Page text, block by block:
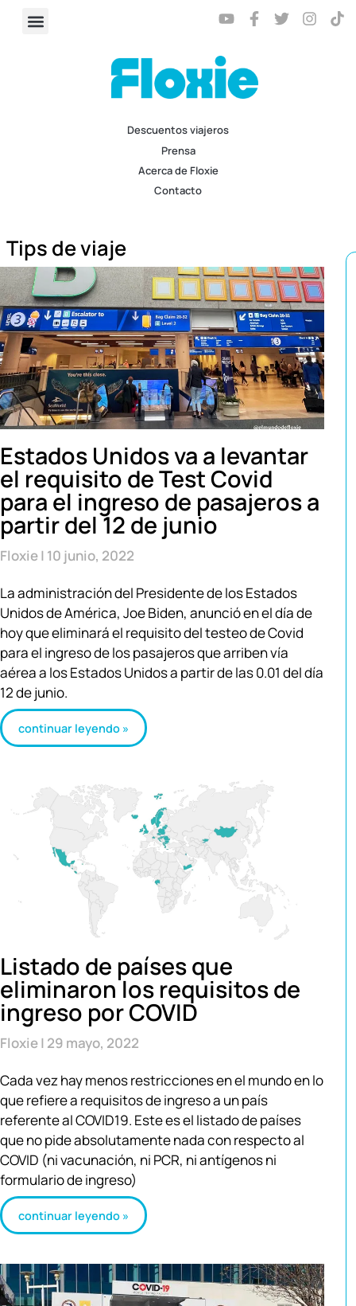
Descuentos viajeros
Prensa
Acerca de Floxie
Contacto
Tips de viaje
Estados Unidos va a levantar
el requisito de Test Covid
para el ingreso de pasajeros a
partir del 12 de junio
Floxie 10 junio, 2022
La administración del Presidente de los Estados
Unidos de América, Joe Biden, anunció en el día de
hoy que eliminará el requisito del testeo de Covid
para el ingreso de los pasajeros que arriben vía
aérea a los Estados Unidos a partir de las 0.01 del día
12 de junio.
continuar leyendo »
Listado de países que
eliminaron los requisitos de
ingreso por COVID
Floxie 29 mayo, 2022
Cada vez hay menos restricciones en el mundo en lo
que refiere a requisitos de ingreso a un país
referente al COVID19. Este es el listado de países
que no pide absolutamente nada con respecto al
COVID (ni vacunación, ni PCR, ni antígenos ni
formulario de ingreso)
continuar leyendo »